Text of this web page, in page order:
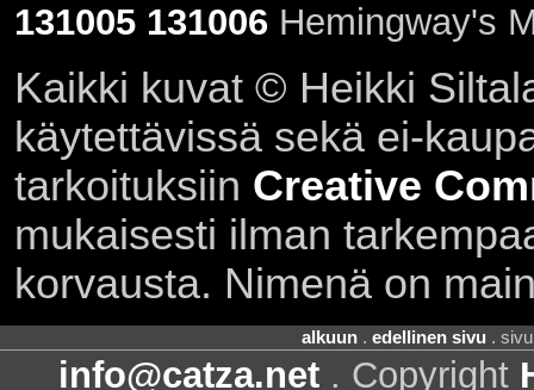
131005 131006Hemingway's
Kaikki kuvat © Heikki
käytettävissä sekä ei-
tarkoituksiin Creative
mukaisesti ilman
korvausta. Nimenä on
alkuun . edellinen sivu .
info@catza.net . Copyright